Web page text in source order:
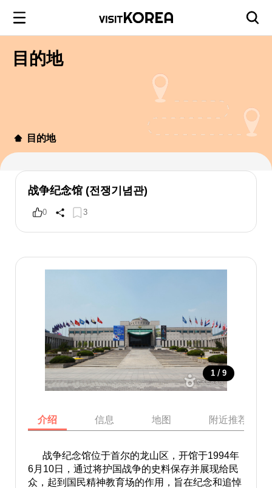
目的地
目的地
战争纪念馆 (전쟁기념관)
0 3
1 / 9
介绍 信息 地图 附近推荐景点
战争纪念馆位于首尔的龙山区，开馆于1994年
6月10日，通过将护国战争的史料保存并展现给民
众，起到国民精神教育场的作用，旨在纪念和追悼